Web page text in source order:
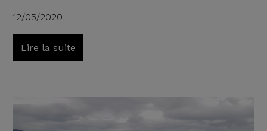
12/05/2020
Lire la suite